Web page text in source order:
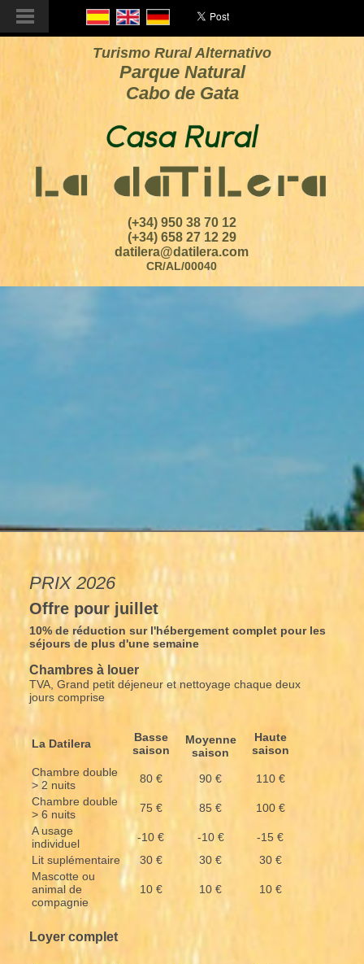
Turismo Rural Alternativo
Parque Natural
Cabo de Gata
(+34) 950 38 70 12
(+34) 658 27 12 29
datilera@datilera.com
CR/AL/00040
PRIX 2026
Offre pour juillet
10% de réduction sur l'hébergement complet pour les
séjours de plus d'une semaine
Chambres à louer
TVA, Grand petit déjeneur et nettoyage chaque deux
jours comprise
La Datilera
Basse
saison
Moyenne
saison
Haute
saison
Chambre double
> 2 nuits
80 € 90 €
110 €
Chambre double
> 6 nuits
75 € 85 €
100 €
A usage
individuel
-10 € -10 €
-15 €
Lit suplémentaire
30 € 30 €
30 €
Mascotte ou
animal de
compagnie
10 € 10 € 10 €
Loyer complet